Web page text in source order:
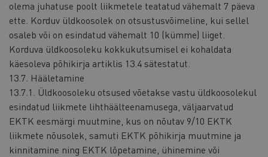
olema juhatuse poolt liikmetele teatatud vähemalt 7 päeva
ette. Korduv üldkoosolek on otsustusvõimeline, kui sellel
osaleb või on esindatud vähemalt 10 (kümme) liiget.
Korduva üldkoosoleku kokkukutsumisel ei kohaldata
käesoleva põhikirja artiklis 13.4 sätestatut.
13.7. Hääletamine
13.7.1. Üldkoosoleku otsused võetakse vastu üldkoosolekul
esindatud liikmete lihthäälteenamusega, väljaarvatud
EKTK eesmärgi muutmine, kus on nõutav 9/10 EKTK
liikmete nõusolek, samuti EKTK põhikirja muutmine ja
kinnitamine ning EKTK lõpetamine, ühinemine või